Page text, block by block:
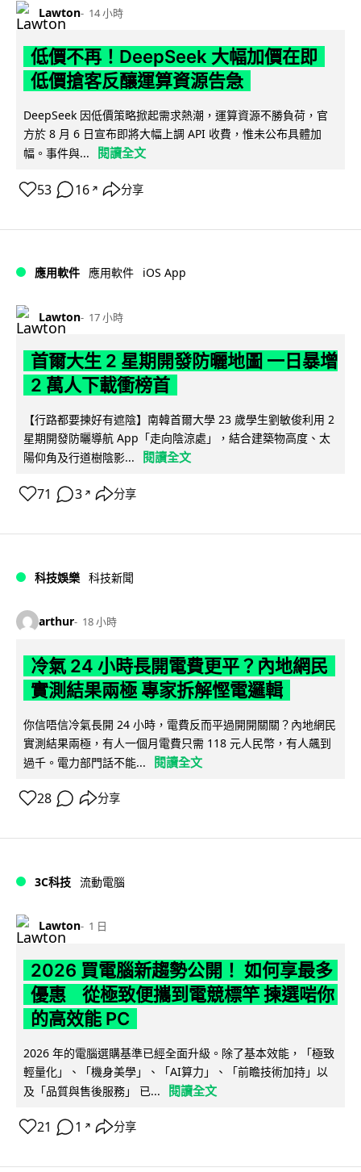
Lawton 14 小時
低價不再！DeepSeek 大幅加價在即
低價搶客反釀運算資源告急
DeepSeek 因低價策略掀起需求熱潮，運算資源不勝負荷，官
方於 8 月 6 日宣布即將大幅上調 API 收費，惟未公布具體加
幅。事件與...
閱讀全文
53 16 ↗ 分享
應用軟件 應用軟件 iOS App
Lawton 17 小時
首爾大生 2 星期開發防曬地圖 一日暴增
2 萬人下載衝榜首
【行路都要揀好有遮陰】南韓首爾大學 23 歲學生劉敏俊利用 2
星期開發防曬導航 App「走向陰涼處」，結合建築物高度、太
陽仰角及行道樹陰影...
閱讀全文
71 3 ↗ 分享
科技娛樂 科技新聞
arthur 18 小時
冷氣 24 小時長開電費更平？內地網民
實測結果兩極 專家拆解慳電邏輯
你信唔信冷氣長開 24 小時，電費反而平過開開關關？內地網民
實測結果兩極，有人一個月電費只需 118 元人民幣，有人飆到
過千。電力部門話不能...
閱讀全文
28 分享
3C科技 流動電腦
Lawton 1 日
2026 買電腦新趨勢公開！ 如何享最多
優惠 從極致便攜到電競標竿 揀選啱你
的高效能 PC
2026 年的電腦選購基準已經全面升級。除了基本效能，「極致
輕量化」、「機身美學」、「AI算力」、「前瞻技術加持」以
及「品質與售後服務」 已...
閱讀全文
21 1 ↗ 分享